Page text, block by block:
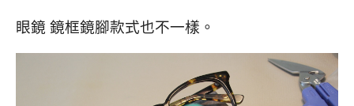
眼鏡 鏡框鏡腳款式也不一樣。